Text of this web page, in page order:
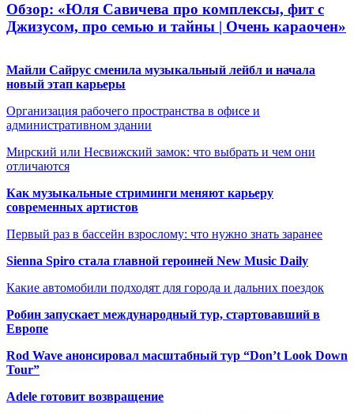
Обзор: «Юля Савичева про комплексы, фит с
Джизусом, про семью и тайны | Очень караочен»
Майли Сайрус сменила музыкальный лейбл и начала
новый этап карьеры
Организация рабочего пространства в офисе и
административном здании
Мирский или Несвижский замок: что выбрать и чем они
отличаются
Как музыкальные стриминги меняют карьеру
современных артистов
Первый раз в бассейн взрослому: что нужно знать заранее
Sienna Spiro стала главной героиней New Music Daily
Какие автомобили подходят для города и дальних поездок
Робин запускает международный тур, стартовавший в
Европе
Rod Wave анонсировал масштабный тур “Don’t Look Down
Tour”
Adele готовит возвращение